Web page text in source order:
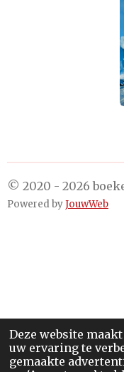
Deze website
uw ervaring te
gemaakte
© 2020 - 2026
Powered byJouwWeb